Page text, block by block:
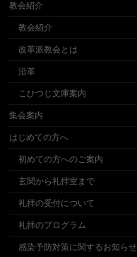
教会紹介
教会紹介
改革派教会とは
沿革
こひつじ文庫案内
集会案内
はじめての方へ
初めての方へのご案内
玄関から礼拝室まで
礼拝の受付について
礼拝のプログラム
感染予防対策に関するお知らせ